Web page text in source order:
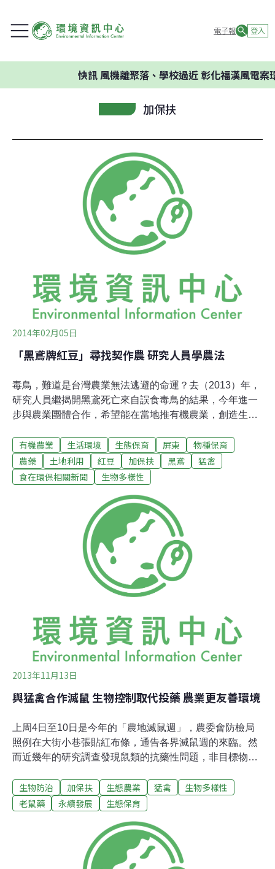
電子報 登入
快訊風機離聚落、學校過近 彰化福漢風電案環
加保扶
2014年02月05日
「黑鳶牌紅豆」尋找契作農 研究人員學農法
毒鳥，難道是台灣農業無法逃避的命運？去（2013）年，
研究人員繼揭開黑鳶死亡來自誤食毒鳥的結果，今年進一
步與農業團體合作，希望能在當地推有機農業，創造生態
年前因慣行農法興起而大量消失，這個情形比鄰近國家，
如日本、印度，來得嚴重，學者雖致力於黑鳶族群數恢
復，卻一直找不到問題癥結，直到這幾年才透過一連串事
件，證實黑鳶因誤食中毒的鳥屍間接死亡。去（2013）
年，研究人員在崁頂農田紀錄到，農民為了預防紅豆苗遭
啄食，使用加保扶毒鳥，上千隻鳥屍照片曝光，讓民眾得
以看見台灣農業的真實面。依據屏東科技大學鳥類研究室
推估，目前台灣黑鳶族群數約300-500隻之間，其中屏東
縣族群最集中。每天持續死亡的鳥兒，屍體曝露在農地，
因黑鳶撿拾鳥屍的食性，研究人員不得不撿拾鳥屍，避免
黑鳶誤食。為何種紅豆前，農民要先毒鳥？屏科大鳥類研
有機農業 生活環境 生態保育 屏東
物種保育
農藥
土地利用 紅豆 加保扶 黑鳶
猛禽
食在環保相關新聞
生物多樣性
2013年11月13日
與猛禽合作滅鼠 生物控制取代投藥 農業更友善環境
上周4日至10日是今年的「農地滅鼠週」，農委會防檢局
照例在大街小巷張貼紅布條，通告各界滅鼠週的來臨。然
而近幾年的研究調查發現鼠類的抗藥性問題，非目標物種
控制鼠類數量的成功案例，以色列著名的鳥類專家Yossi
Leshem長年在以色列推動利用猛禽控制農地野鼠的數
際環境友善農業專家論壇，與台灣的專家學者及官方進行
經驗交流，探討台灣利用猛禽協助鼠害控制的可能性，以
及適合台灣生態環境的「生物防制」（biological
生物防治 加保扶 生態農業 猛禽
生物多樣性
老鼠藥
永續發展 生態保育